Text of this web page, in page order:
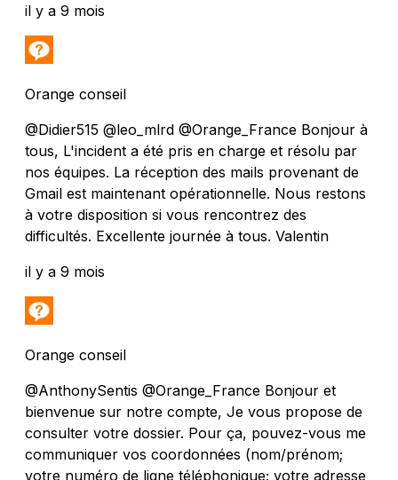
il y a 9 mois
Orange conseil
@Didier515 @leo_mlrd @Orange_France Bonjour à
tous, L'incident a été pris en charge et résolu par
nos équipes. La réception des mails provenant de
Gmail est maintenant opérationnelle. Nous restons
à votre disposition si vous rencontrez des
difficultés. Excellente journée à tous. Valentin
il y a 9 mois
Orange conseil
@AnthonySentis @Orange_France Bonjour et
bienvenue sur notre compte, Je vous propose de
consulter votre dossier. Pour ça, pouvez-vous me
communiquer vos coordonnées (nom/prénom;
votre numéro de ligne téléphonique; votre adresse